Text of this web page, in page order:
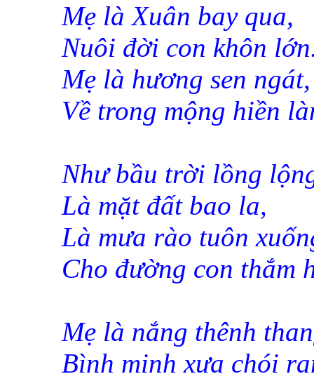
Mẹ là Xuân bay qua,
Nuôi đời con khôn
Mẹ là hương sen ngát,
Về trong mộng hiền
Như bầu trời lồng
Là mặt đất bao la,
Là mưa rào tuôn
Cho đường con thắm
Mẹ là nắng thênh
Bình minh xưa chói